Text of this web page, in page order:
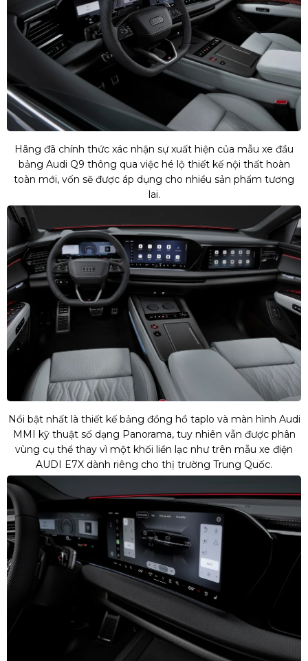
Hãng đã chính thức xác nhận sự xuất hiện của mẫu xe đầu
bảng Audi Q9 thông qua việc hé lộ thiết kế nội thất hoàn
toàn mới, vốn sẽ được áp dụng cho nhiều sản phẩm tương
lai.
Nổi bật nhất là thiết kế bảng đồng hồ taplo và màn hình Audi
MMI kỹ thuật số dạng Panorama, tuy nhiên vẫn được phân
vùng cụ thể thay vì một khối liền lạc như trên mẫu xe điện
AUDI E7X dành riêng cho thị trường Trung Quốc.